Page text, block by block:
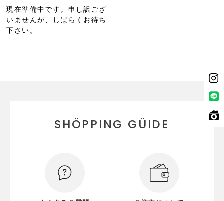
現在準備中です。申し訳ござ
いませんが、しばらくお待ち
下さい。
SHÖPPING GÜIDE